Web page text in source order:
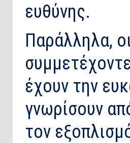
ευθύνης.
Παράλληλα,
έχουν την
γνωρίσουν
τον